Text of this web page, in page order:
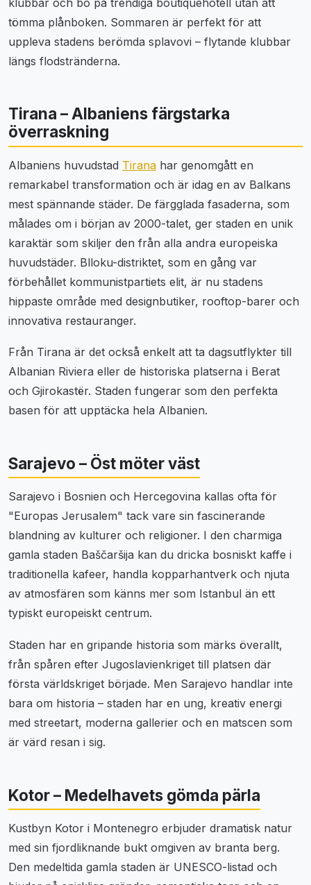
tömma plånboken. Sommaren är perfekt för att
uppleva stadens berömda splavovi – flytande klubbar
längs flodstränderna.
Tirana – Albaniens färgstarka
överraskning
Albaniens huvudstad Tirana har genomgått en
remarkabel transformation och är idag en av Balkans
mest spännande städer. De färgglada fasaderna, som
målades om i början av 2000-talet, ger staden en unik
karaktär som skiljer den från alla andra europeiska
huvudstäder. Blloku-distriktet, som en gång var
förbehållet kommunistpartiets elit, är nu stadens
hippaste område med designbutiker, rooftop-barer och
innovativa restauranger.
Från Tirana är det också enkelt att ta dagsutflykter till
Albanian Riviera eller de historiska platserna i Berat
och Gjirokastër. Staden fungerar som den perfekta
basen för att upptäcka hela Albanien.
Sarajevo – Öst möter väst
Sarajevo i Bosnien och Hercegovina kallas ofta för
"Europas Jerusalem" tack vare sin fascinerande
blandning av kulturer och religioner. I den charmiga
gamla staden Baščaršija kan du dricka bosniskt kaffe i
traditionella kafeer, handla kopparhantverk och njuta
av atmosfären som känns mer som Istanbul än ett
typiskt europeiskt centrum.
Staden har en gripande historia som märks överallt,
från spåren efter Jugoslavienkriget till platsen där
första världskriget började. Men Sarajevo handlar inte
bara om historia – staden har en ung, kreativ energi
med streetart, moderna gallerier och en matscen som
är värd resan i sig.
Kotor – Medelhavets gömda pärla
Kustbyn Kotor i Montenegro erbjuder dramatisk natur
med sin fjordliknande bukt omgiven av branta berg.
Den medeltida gamla staden är UNESCO-listad och